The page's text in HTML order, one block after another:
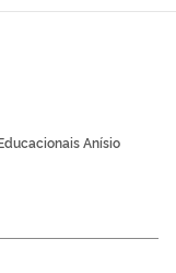
Anísio